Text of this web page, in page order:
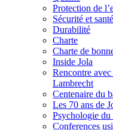
Protection de
Sécurité et
Durabilité
Charte
Charte de
Inside Jola
Rencontre
Lambrecht
Centenaire du
Les 70 ans de
Psychologie du
Conferences